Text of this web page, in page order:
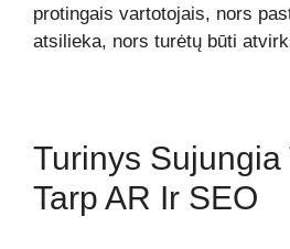
protingais vartotojais, nors
atsilieka, nors turėtų būti
Turinys Sujungia
Tarp AR Ir SEO